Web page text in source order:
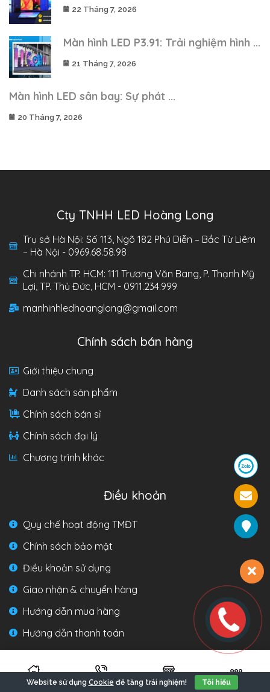
22 Tháng 7, 2026
Màn hình LED P3.91: Trải nghiệm hình ...
21 Tháng 7, 2026
Màn hình LED sân bay: Sự phát ...
20 Tháng 7, 2026
Cty TNHH LED Hoàng Long
Trụ sở Hà Nội: Số 113, Ngõ 182 Phú Diễn – Bắc Từ Liêm
– Hà Nội - 0969.68.58.98
Chi nhánh TP. HCM: 111 Trương Văn Bang, P. Thạnh Mỹ
Lợi, TP. Thủ Đức, HCM - 0911.234.999
manhinhledhoanglong@gmail.com
Chính sách bán hàng
Giới thiệu chung
Danh sách sản phẩm
Chính sách bán sỉ
Chính sách đại lý
Chương trình khác
Điều khoản
Quy chế hoạt động TMĐT
Chính sách bảo mật
Điều khoản sử dụng
Giao nhận & chuyển hàng
Hướng dẫn mua hàng
Hướng dẫn thanh toán
Liên hệ
Website sử dụng Cookie để tăng trải nghiệm! Tôi hiểu